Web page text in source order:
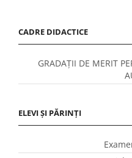
CADRE DIDACTICE
GRADAȚII DE MERIT
ELEVI ȘI PĂRINȚI